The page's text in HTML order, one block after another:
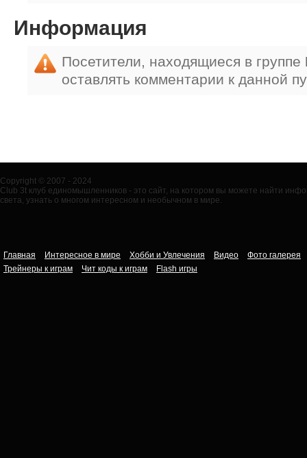
Информация
Посетители, находящиеся в группе
оставлять комментарии к данной
Copyright © 2007 - 2024
Club 3t клуб единомышленников - это сайт, на котором вы можете найти
света, узнать о многом интересном и необычном в мире.
Главная Интересное в мире Хобби и Увлечения Видео
Фото галерея
Трейнеры к играм
Чит коды к играм Flash игры